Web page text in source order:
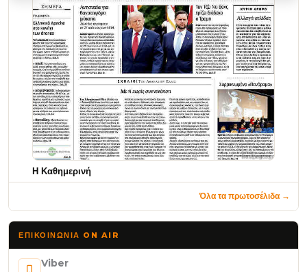
Η Καθημερινή
Όλα τα πρωτοσέλιδα →
ΕΠΙΚΟΙΝΩΝΊΑ ON AIR
Viber